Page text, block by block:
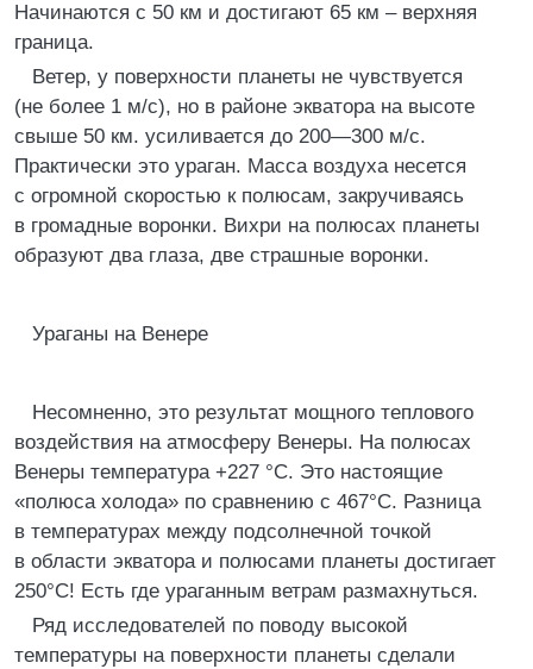
Начинаются с 50 км и достигают 65 км – верхняя
граница.
Ветер, у поверхности планеты не чувствуется
(не более 1 м/с), но в районе экватора на высоте
свыше 50 км. усиливается до 200—300 м/с.
Практически это ураган. Масса воздуха несется
с огромной скоростью к полюсам, закручиваясь
в громадные воронки. Вихри на полюсах планеты
образуют два глаза, две страшные воронки.
Ураганы на Венере
Несомненно, это результат мощного теплового
воздействия на атмосферу Венеры. На полюсах
Венеры температура +227 °С. Это настоящие
«полюса холода» по сравнению с 467°С. Разница
в температурах между подсолнечной точкой
в области экватора и полюсами планеты достигает
250°С! Есть где ураганным ветрам размахнуться.
Ряд исследователей по поводу высокой
температуры на поверхности планеты сделали